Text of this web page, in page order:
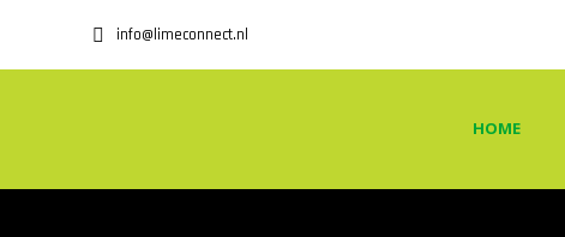
info@limeconnect.nl
HOME